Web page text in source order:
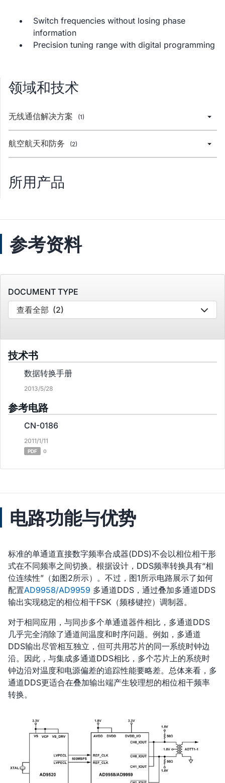
Switch frequencies without losing phase
information
Precision tuning range with digital programming
领域和技术
无线通信解决方案 (1)
航空航天和防务 (2)
所用产品
参考资料
DOCUMENT TYPE
查看全部 (2)
技术书
数据转换手册
2013/5/28
参考电路
CN-0186
2011/1/11
PDF 0
电路功能与优势
标准的单通道直接数字频率合成器(DDS)不会以相位相干形
式在不同频率之间切换。根据设计，DDS频率转换具有“相
位连续性”（如图2所示）。不过，图1所示电路展示了如何
配置AD9958/AD9959 多通道DDS，通过叠加多通道DDS
输出实现稳定的相位相干FSK（频移键控）调制器。
对于相同应用，与同步多个单通道器件相比，多通道DDS
几乎完全消除了通道间温度和时序问题。例如，多通道
DDS输出尽管相互独立，但可共用芯片的同一系统时钟边
沿。因此，与集成多通道DDS相比，多个芯片上的系统时
钟边沿对温度和电源偏差的追踪性能要略差。总体来看，多
通道DDS更适合在叠加输出端产生较理想的相位相干频率
转换。